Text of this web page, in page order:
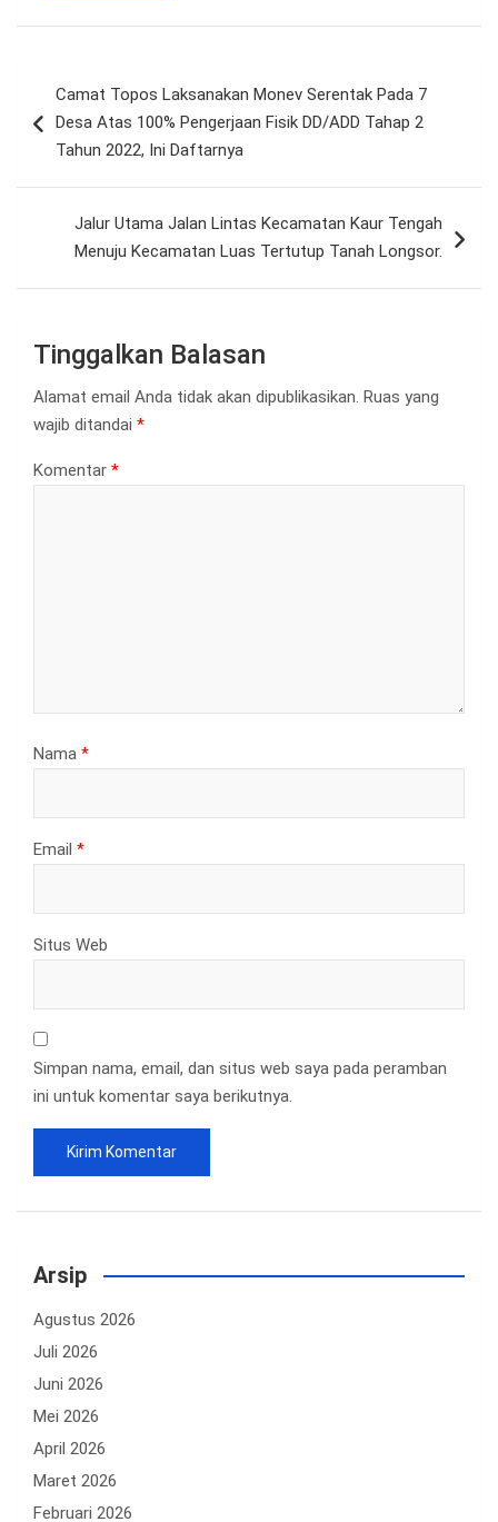
posCamat Topos Laksanakan Monev Serentak Pada 7
Desa Atas 100% Pengerjaan Fisik DD/ADD Tahap 2
Tahun 2022, Ini Daftarnya
Jalur Utama Jalan Lintas Kecamatan Kaur Tengah
Menuju Kecamatan Luas Tertutup Tanah Longsor.
Tinggalkan Balasan
Alamat email Anda tidak akan dipublikasikan. Ruas yang
wajib ditandai *
Komentar *
Nama *
Email *
Situs Web
Simpan nama, email, dan situs web saya pada peramban
ini untuk komentar saya berikutnya.
Arsip
Agustus 2026
Juli 2026
Juni 2026
Mei 2026
April 2026
Maret 2026
Februari 2026